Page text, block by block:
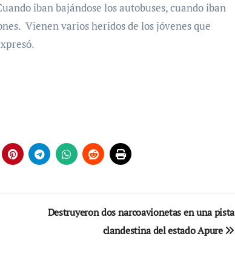
iban bajándose los autobuses, cuando iban
Vienen varios heridos de los jóvenes que
Destruyeron dos narcoavionetas en una pista
clandestina del estado Apure